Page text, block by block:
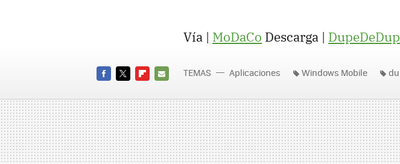
Vía | MoDaCo Descarga |
MAIL
TEMAS Aplicaciones Windows Mobile